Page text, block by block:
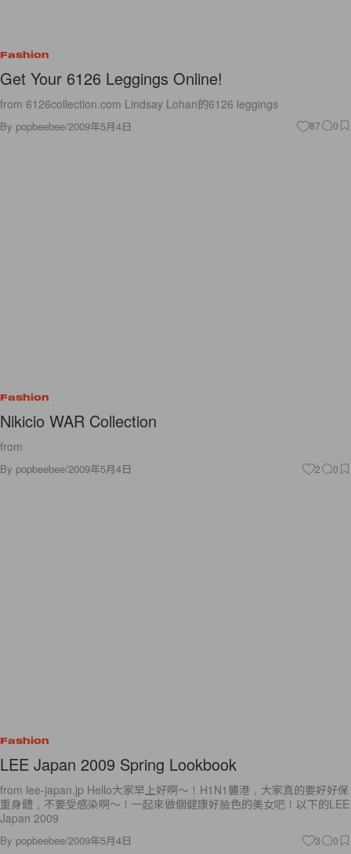
Fashion
Get Your 6126 Leggings Online!
from 6126collection.com Lindsay Lohan的6126 leggings
By popbeebee/2009年5月4日 87 0
Fashion
Nikicio WAR Collection
from
By popbeebee/2009年5月4日 2 0
Fashion
LEE Japan 2009 Spring Lookbook
from lee-japan.jp Hello大家早上好啊～！H1N1襲港，大家真的要好好保
重身體，不要受感染啊～！一起來做個健康好臉色的美女吧！以下的LEE
Japan 2009
By popbeebee/2009年5月4日 3 0